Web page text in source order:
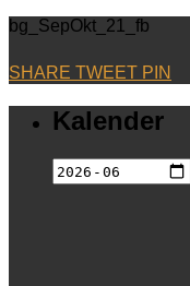
bg_SepOkt_21_fb
SHARE TWEET PIN
Kalender